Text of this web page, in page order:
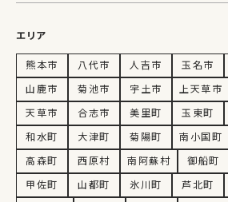
エリア
熊本市 八代市 人吉市 玉名市
山鹿市
菊池市 宇土市 上天草市
天草市
合志市 美里町 玉東町
和水町
大津町 菊陽町 南小国町
高森町
西原村 南阿蘇村 御船町
甲佐町
山都町 氷川町 芦北町